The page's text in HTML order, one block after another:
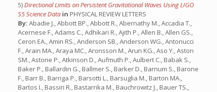
5)Directional Limits on Persistent Gravitational Waves Using LIGO
S5 Science Data in PHYSICAL REVIEW LETTERS
By: Abadie J., Abbott BP., Abbott R., Abernathy M., Accadia T.,
Acernese F., Adams C., Adhikari R., Ajith P., Allen B., Allen GS.,
Ceron EA., Amin RS., Anderson SB., Anderson WG., Antonucci
F., Arain MA., Araya MC., Aronsson M., Arun KG., Aso Y., Aston
SM., Astone P., Atkinson D., Aufmuth P., Aulbert C., Babak S.,
Baker P., Ballardin G., Ballmer S., Barker D., Barnum S., Barone
F., Barr B., Barriga P., Barsotti L., Barsuglia M., Barton MA.,
Bartos I., Bassiri R., Bastarrika M., Bauchrowitz J., Bauer TS.,